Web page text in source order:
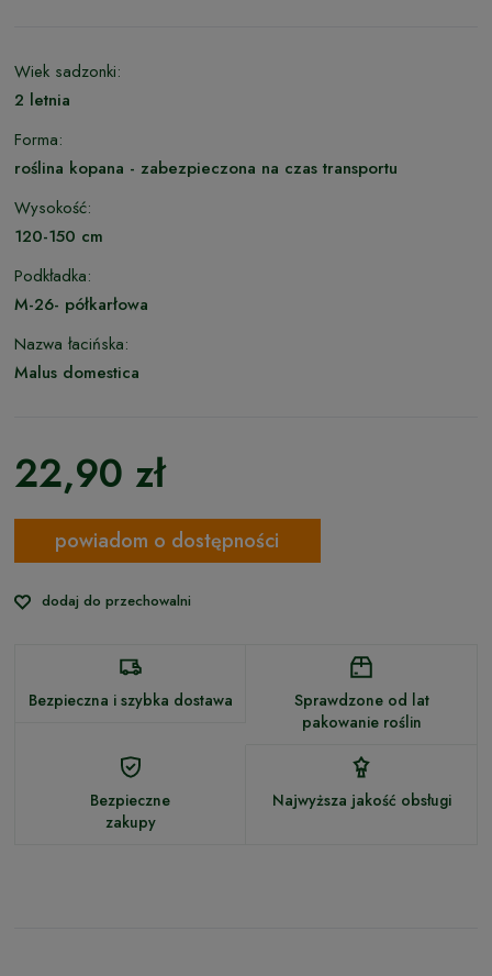
Wiek sadzonki:
2 letnia
Forma:
roślina kopana - zabezpieczona na czas transportu
Wysokość:
120-150 cm
Podkładka:
M-26- półkarłowa
Nazwa łacińska:
Malus domestica
22,90 zł
powiadom o dostępności
dodaj do przechowalni
Bezpieczna i szybka dostawa
Sprawdzone od lat
pakowanie roślin
Bezpieczne
zakupy
Najwyższa jakość obsługi